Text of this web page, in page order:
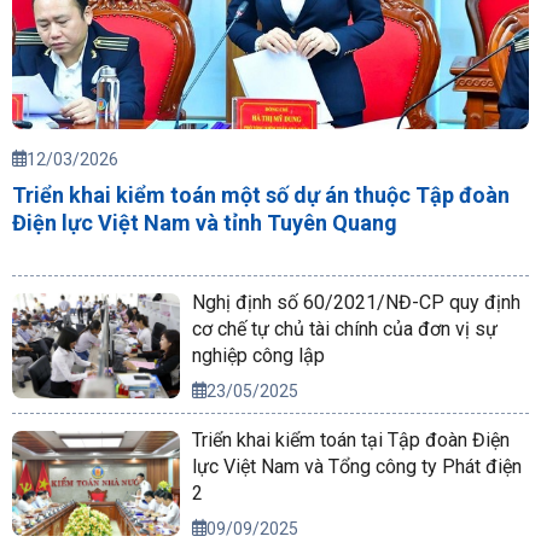
12/03/2026
Triển khai kiểm toán một số dự án thuộc Tập đoàn
Điện lực Việt Nam và tỉnh Tuyên Quang
Nghị định số 60/2021/NĐ-CP quy định
cơ chế tự chủ tài chính của đơn vị sự
nghiệp công lập
23/05/2025
Triển khai kiểm toán tại Tập đoàn Điện
lực Việt Nam và Tổng công ty Phát điện
2
09/09/2025